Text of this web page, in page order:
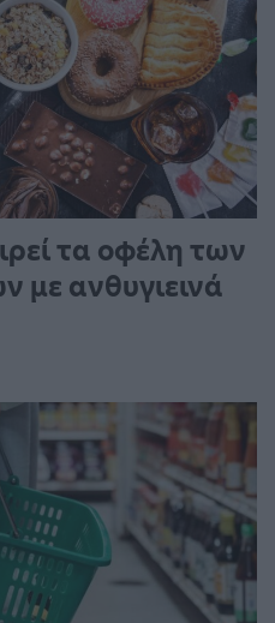
τα οφέλη των
με ανθυγιεινά